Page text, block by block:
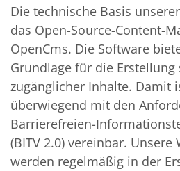
Die technische Basis
das Open-Source-Content-
OpenCms. Die Software
Grundlage für die
zugänglicher Inhalte. Damit
überwiegend mit den
Barrierefreien-
(BITV 2.0) vereinbar.
werden regelmäßig in der